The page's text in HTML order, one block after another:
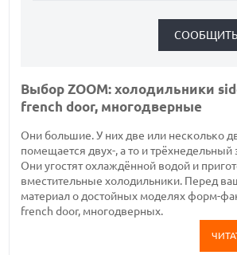
Выбор ZOOM: холодильники
french door, многодверные
Они большие. У них две или несколько
помещается двух-, а то и трёхнедельный
Они угостят охлаждённой водой и
вместительные холодильники. Перед
материал о достойных моделях форм-
french door, многодверных.